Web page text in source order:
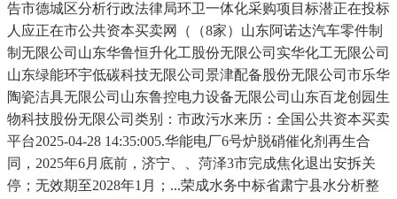
告市德城区分析行政法律局环卫一体化采购项目标潜正在投标
人应正在市公共资本买卖网（（8家）山东阿诺达汽车零件制
制无限公司山东华鲁恒升化工股份无限公司实华化工无限公司
山东绿能环宇低碳科技无限公司景津配备股份无限公司市乐华
陶瓷洁具无限公司山东鲁控电力设备无限公司山东百龙创园生
物科技股份无限公司类别：市政污水来历：全国公共资本买卖
平台2025-04-28 14:35:005.华能电厂6号炉脱硝催化剂再生合
同，2025年6月底前，济宁、、菏泽3市完成焦化退出安拆关
停；无效期至2028年1月；...荣成水务中标省肃宁县水分析整